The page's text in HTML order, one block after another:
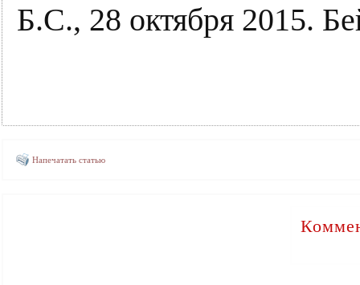
Б.С., 28 октября 2015.
Напечатать статью